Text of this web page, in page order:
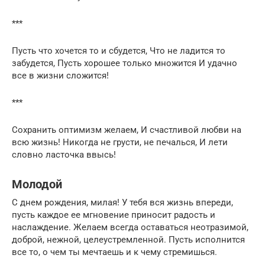
***
Пусть что хочется то и сбудется, Что не ладится то
забудется, Пусть хорошее только множится И удачно
все в жизни сложится!
***
Сохранить оптимизм желаем, И счастливой любви на
всю жизнь! Никогда не грусти, не печалься, И лети
словно ласточка ввысь!
Молодой
С днем рождения, милая! У тебя вся жизнь впереди,
пусть каждое ее мгновение приносит радость и
наслаждение. Желаем всегда оставаться неотразимой,
доброй, нежной, целеустремленной. Пусть исполнится
все то, о чем ты мечтаешь и к чему стремишься.